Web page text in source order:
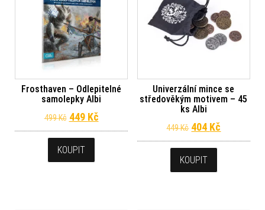
Frosthaven – Odlepitelné
samolepky Albi
499Kč Původní cena byla: 499 Kč.
449 KčAktuální cena je: 449 Kč.
KOUPIT
Univerzální mince se
středověkým motivem – 45
ks Albi
449Kč Původní cena
404 Kč
KOUPIT